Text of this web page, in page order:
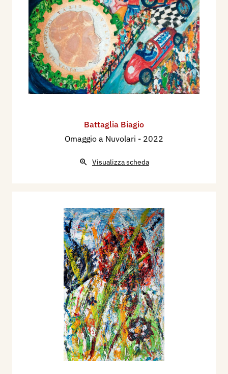
Battaglia Biagio
Omaggio a Nuvolari - 2022
Visualizza scheda